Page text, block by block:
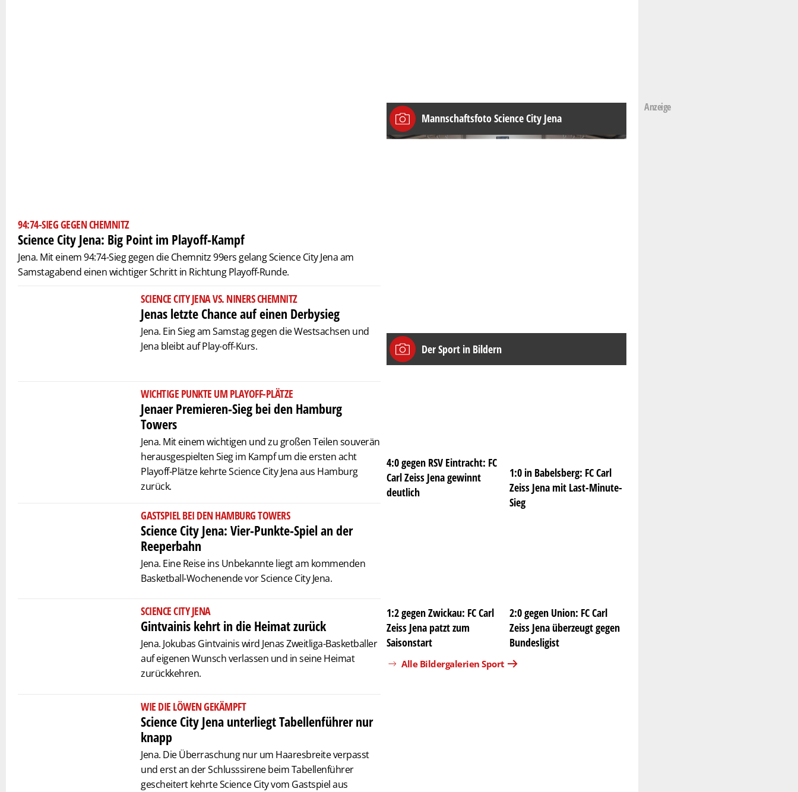
94:74-SIEG GEGEN CHEMNITZ
Science City Jena: Big Point im Playoff-Kampf
Jena. Mit einem 94:74-Sieg gegen die Chemnitz 99ers gelang Science City Jena am
Samstagabend einen wichtiger Schritt in Richtung Playoff-Runde.
SCIENCE CITY JENA VS. NINERS CHEMNITZ
Jenas letzte Chance auf einen Derbysieg
Jena. Ein Sieg am Samstag gegen die Westsachsen und
Jena bleibt auf Play-off-Kurs.
WICHTIGE PUNKTE UM PLAYOFF-PLÄTZE
Jenaer Premieren-Sieg bei den Hamburg
Towers
Jena. Mit einem wichtigen und zu großen Teilen souverän
herausgespielten Sieg im Kampf um die ersten acht
Playoff-Plätze kehrte Science City Jena aus Hamburg
zurück.
GASTSPIEL BEI DEN HAMBURG TOWERS
Science City Jena: Vier-Punkte-Spiel an der
Reeperbahn
Jena. Eine Reise ins Unbekannte liegt am kommenden
Basketball-Wochenende vor Science City Jena.
SCIENCE CITY JENA
Gintvainis kehrt in die Heimat zurück
Jena. Jokubas Gintvainis wird Jenas Zweitliga-Basketballer
auf eigenen Wunsch verlassen und in seine Heimat
zurückkehren.
WIE DIE LÖWEN GEKÄMPFT
Science City Jena unterliegt Tabellenführer nur
knapp
Jena. Die Überraschung nur um Haaresbreite verpasst
und erst an der Schlusssirene beim Tabellenführer
gescheitert kehrte Science City vom Gastspiel aus
Mannschaftsfoto Science City Jena
Der Sport in Bildern
4:0 gegen RSV Eintracht: FC
Carl Zeiss Jena gewinnt
deutlich
1:0 in Babelsberg: FC Carl
Zeiss Jena mit Last-Minute-
Sieg
1:2 gegen Zwickau: FC Carl
Zeiss Jena patzt zum
Saisonstart
2:0 gegen Union: FC Carl
Zeiss Jena überzeugt gegen
Bundesligist
Alle Bildergalerien Sport
Anzeige